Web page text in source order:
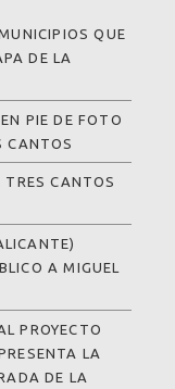
QUE
DE LA
PIE DE FOTO
CANTOS
CANTOS
A MIGUEL
PROYECTO
LA
DE LA